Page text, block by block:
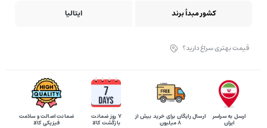
کشور مبدأ برند ایتالیا
قیمت بهتری سراغ دارید؟
ارسل به سراسر
ایران
ارسال رایگان برای خرید بیش از
8 میلیون
۷ روز ضمانت
بازگشت کالا
ضمانت اصالت و سلامت
فیزیکی کالا